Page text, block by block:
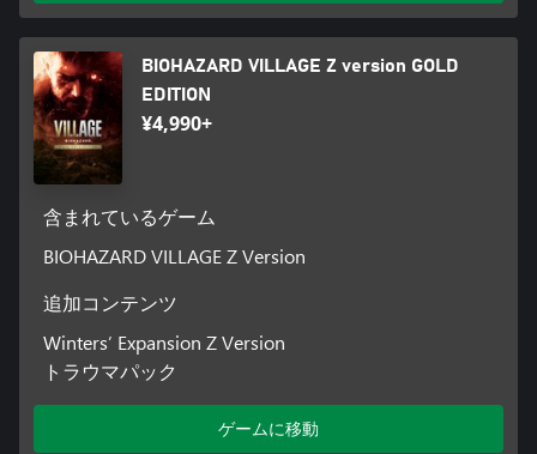
BIOHAZARD VILLAGE Z version GOLD
EDITION
¥4,990+
含まれているゲーム
BIOHAZARD VILLAGE Z Version
追加コンテンツ
Winters’ Expansion Z Version
トラウマパック
ゲームに移動